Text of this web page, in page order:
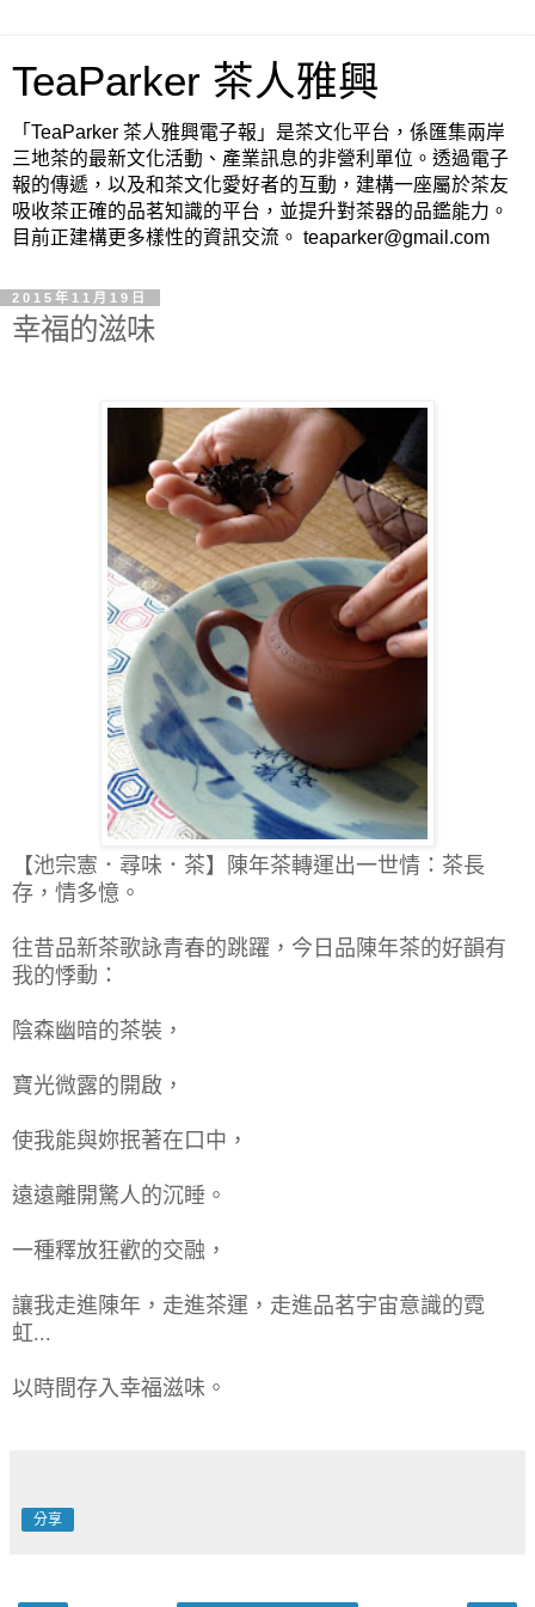
TeaParker 茶人雅興
「TeaParker 茶人雅興電子報」是茶文化平台，係匯集兩岸
三地茶的最新文化活動、產業訊息的非營利單位。透過電子
報的傳遞，以及和茶文化愛好者的互動，建構一座屬於茶友
吸收茶正確的品茗知識的平台，並提升對茶器的品鑑能力。
目前正建構更多樣性的資訊交流。 teaparker@gmail.com
2015年11月19日
幸福的滋味
【池宗憲．尋味．茶】
陳年茶轉運出一世情：茶長
存，情多憶。
往昔品新茶歌詠青春的跳躍，今日品陳年茶的好韻有
我的悸動：
陰森幽暗的茶裝，
寶光微露的開啟，
使我能與妳抿著在口中，
遠遠離開驚人的沉睡。
一種釋放狂歡的交融，
讓我走進陳年，走進茶運，走進品茗宇宙意識的霓
虹...
以時間存入幸福滋味。
分享